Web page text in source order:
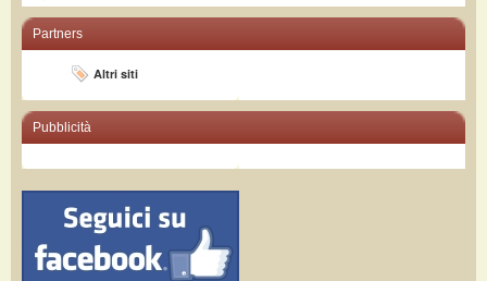
Partners
Altri siti
Pubblicità